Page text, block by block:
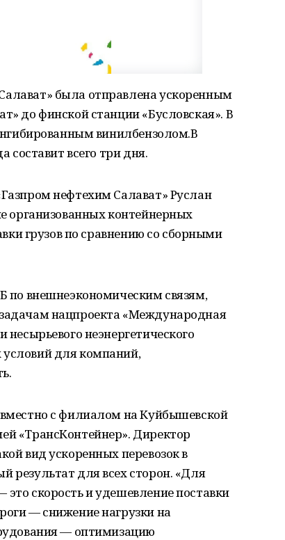
была отправлена ускоренным
до финской станции «Бусловская». В
винилбензолом.В
составит всего три дня.
нефтехим Салават» Руслан
организованных контейнерных
грузов по сравнению со сборными
по внешнеэкономическим связям,
нацпроекта «Международная
неэнергетического
для компаний,
с филиалом на Куйбышевской
«ТрансКонтейнер». Директор
вид ускоренных перевозок в
результат для всех сторон. «Для
скорость и удешевление поставки
— снижение нагрузки на
— оптимизацию